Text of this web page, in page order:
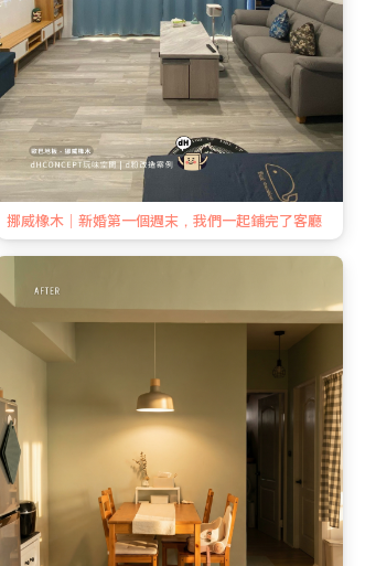
挪威橡木｜新婚第一個週末，我們一起鋪完了客廳